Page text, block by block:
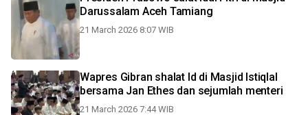
Darussalam Aceh Tamiang
21 March 2026 8:07 WIB
Wapres Gibran shalat Id di Masjid Istiqlal
bersama Jan Ethes dan sejumlah menteri
21 March 2026 7:44 WIB